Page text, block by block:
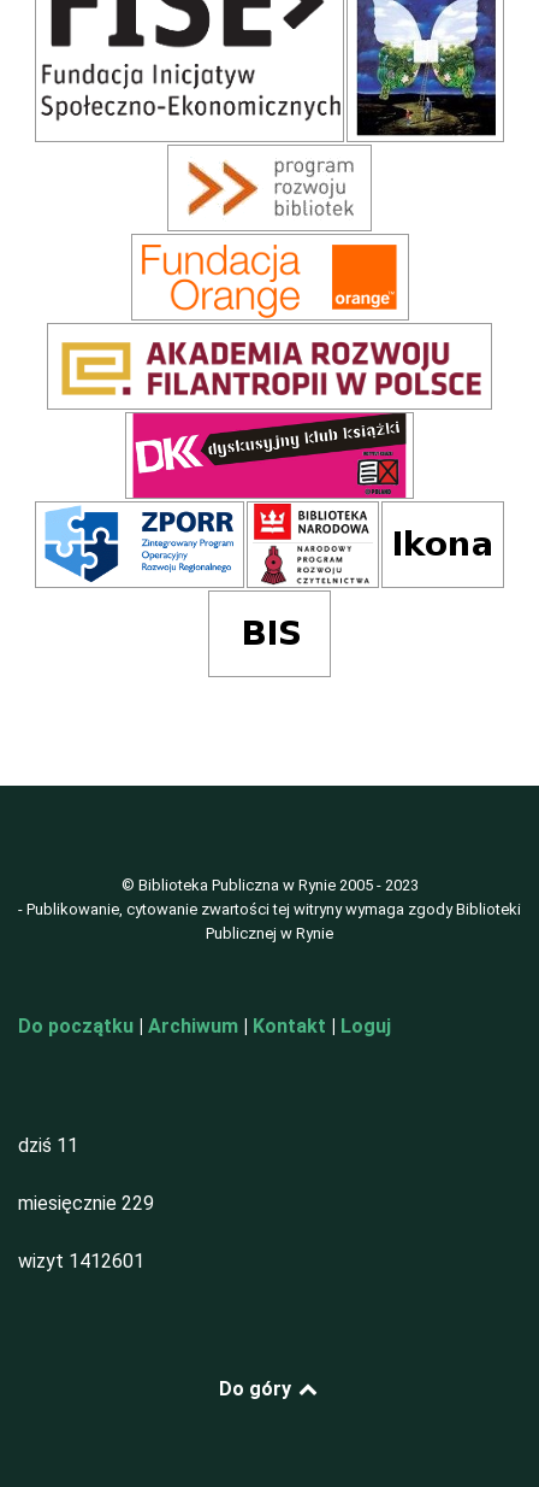
© Biblioteka Publiczna w Rynie 2005 - 2023
- Publikowanie, cytowanie zwartości tej witryny wymaga zgody Biblioteki
Publicznej w Rynie
Do początku Archiwum Kontakt Loguj
dziś 11
miesięcznie 229
wizyt 1412601
Do góry